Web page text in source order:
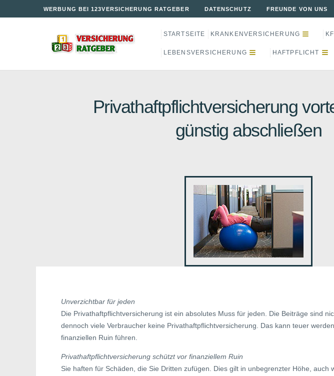
WERBUNG BEI 123VERSICHERUNG RATGEBER DATENSCHUTZ FREUNDE VON UNS
STARTSEITE KRANKENVERSICHERUNG
LEBENSVERSICHERUNG HAFTPFLICHT
Privathaftpflichtversicherung
günstig abschließen
Unverzichtbar für jeden
Die Privathaftpflichtversicherung ist ein absolutes Muss für jeden. Die Beiträge sind
dennoch viele Verbraucher keine Privathaftpflichtversicherung. Das kann teuer
finanziellen Ruin führen.
Privathaftpflichtversicherung schützt vor finanziellem Ruin
Sie haften für Schäden, die Sie Dritten zufügen. Dies gilt in unbegrenzter Höhe, auch